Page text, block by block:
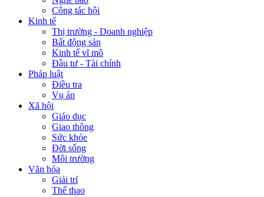
Công tác hội
Kinh tế
Thị trường - Doanh nghiệp
Bất động sản
Kinh tế vĩ mô
Đầu tư - Tài chính
Pháp luật
Điều tra
Vụ án
Xã hội
Giáo dục
Giao thông
Sức khỏe
Đời sống
Môi trường
Văn hóa
Giải trí
Thể thao